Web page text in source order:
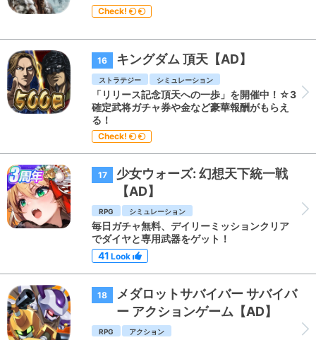
Check!
16 キングダム 頂天【AD】
ストラテジー シミュレーション
「リリース記念頂天への一歩」を開催中！☆3
確定武将ガチャ券や金など豪華報酬がもらえ
る！
Check!
17
少女ウォーズ: 幻想天下統一戦
【AD】
RPG シミュレーション
毎日ガチャ無料、デイリーミッションクリア
でダイヤと専用武器をゲット！
41 Look
18
メダロットサバイバー サバイバ
ー アクションゲーム【AD】
RPG アクション